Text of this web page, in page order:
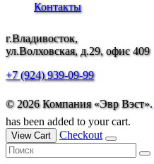
Контакты
г.Владивосток,
ул.Волховская, д.29, офис 409
+7 (924) 939-09-99
© 2026 Компания «Эвр Вэст».
has been added to your cart.
View Cart Checkout